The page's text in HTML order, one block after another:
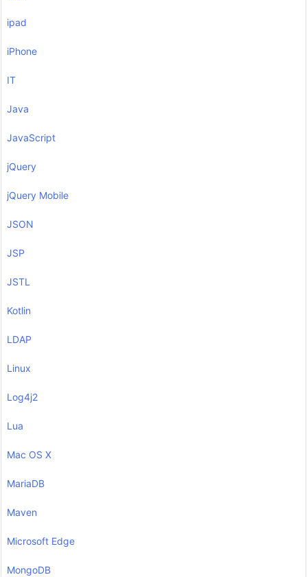
ipad
iPhone
IT
Java
JavaScript
jQuery
jQuery Mobile
JSON
JSP
JSTL
Kotlin
LDAP
Linux
Log4j2
Lua
Mac OS X
MariaDB
Maven
Microsoft Edge
MongoDB